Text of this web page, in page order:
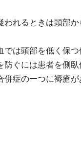
われるときは頭部
では頭部を低く保
防ぐには患者を側
併症の一つに褥瘡が